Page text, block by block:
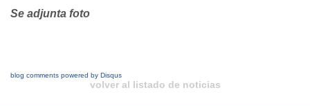
Se adjunta foto
blog comments powered by Disqus
volver al listado de noticias